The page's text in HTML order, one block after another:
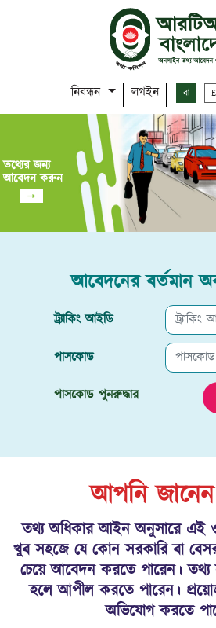
নিবন্ধন লগইন বা
তথ্যের জন্য
আবেদন করুন
আবেদনের বর্তমান
ট্র্যাকিং আইডি
পাসকোড
পাসকোড পুনরুদ্ধার
আপনি
তথ্য অধিকার আইন অনুসারে এই
খুব সহজে যে কোন সরকারি বা
চেয়ে আবেদন করতে পারেন। তথ্য
হলে আপীল করতে পারেন।
অভিযোগ করতে